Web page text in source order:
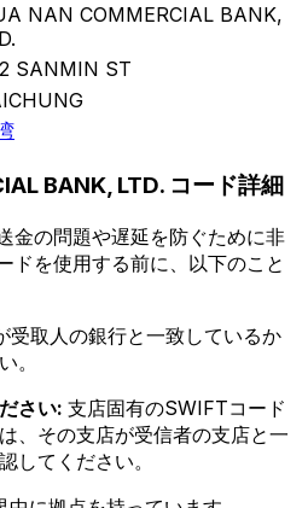
NAN COMMERCIAL BANK,
SANMIN ST
BANK, LTD. コード詳細
金の問題や遅延を防ぐために非
ドを使用する前に、以下のこと
受取人の銀行と一致しているか
。
さい: 支店固有のSWIFTコード
、その支店が受信者の支店と一
してください。